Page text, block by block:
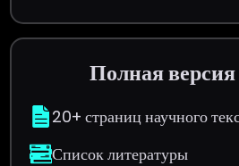
Полная
20+ страниц научного
Список литературы